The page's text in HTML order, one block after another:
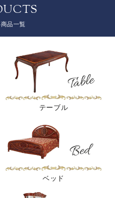
品一覧
テーブル
ベッド